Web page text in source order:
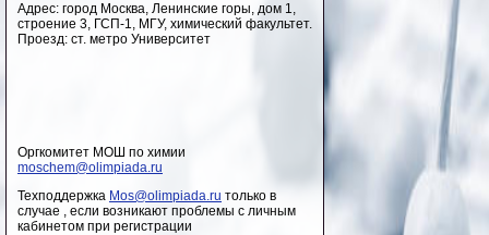
Адрес: город Москва, Ленинские горы, дом 1,
строение 3, ГСП-1, МГУ, химический факультет.
Проезд: ст. метро Университет
Оргкомитет МОШ по химии
moschem@olimpiada.ru
Техподдержка Mos@olimpiada.ru только в
случае , если возникают проблемы с личным
кабинетом при регистрации